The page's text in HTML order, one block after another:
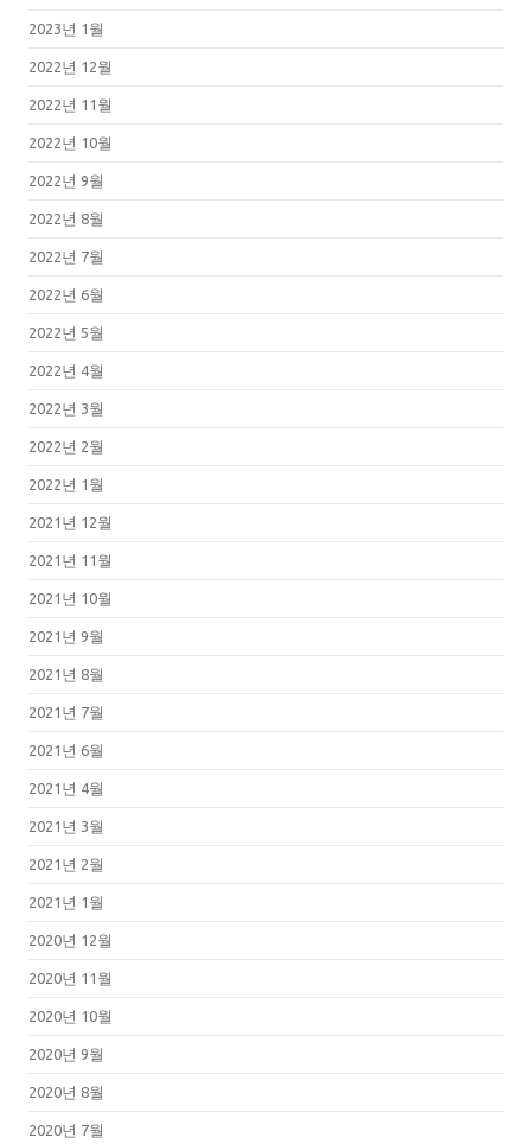
2023년 1월
2022년 12월
2022년 11월
2022년 10월
2022년 9월
2022년 8월
2022년 7월
2022년 6월
2022년 5월
2022년 4월
2022년 3월
2022년 2월
2022년 1월
2021년 12월
2021년 11월
2021년 10월
2021년 9월
2021년 8월
2021년 7월
2021년 6월
2021년 4월
2021년 3월
2021년 2월
2021년 1월
2020년 12월
2020년 11월
2020년 10월
2020년 9월
2020년 8월
2020년 7월